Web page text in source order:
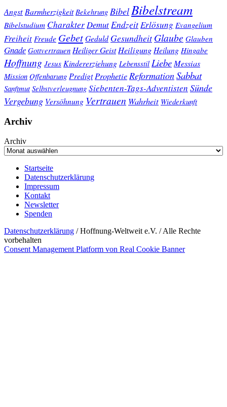
Angst Barmherzigkeit Bekehrung Bibel Bibelstream
Bibelstudium Charakter Demut EndzeitErlösung Evangelium
Freiheit Freude GebetGeduld Gesundheit Glaube Glauben
Gnade Gottvertrauen Heiliger Geist Heiligung Heilung Hingabe
Hoffnung Jesus Kindererziehung Lebensstil Liebe Messias
Mission Offenbarung Predigt Prophetie ReformationSabbat
Sanftmut Selbstverleugnung Siebenten-Tags-Adventisten Sünde
Vergebung Versöhnung Vertrauen Wahrheit Wiederkunft
Archiv
Archiv
Startseite
Datenschutzerklärung
Impressum
Kontakt
Newsletter
Spenden
Datenschutzerklärung / Hoffnung-Weltweit e.V. / Alle Rechte
vorbehalten
Consent Management Platform von Real Cookie Banner